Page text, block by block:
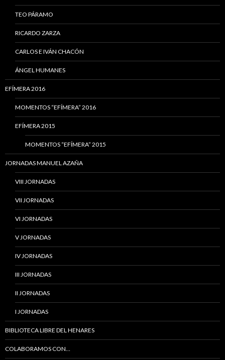
TEO PÁRAMO
RICARDO ZARZA
CARLOS E IVÁN CHACÓN
ÁNGEL HUMANES
EFÍMERA 2016
MOMENTOS “EFÍMERA” 2016
EFÍMERA 2015
MOMENTOS “EFÍMERA” 2015
JORNADAS MANUEL AZAÑA
VIII JORNADAS
VII JORNADAS
VI JORNADAS
V JORNADAS
IV JORNADAS
III JORNADAS
II JORNADAS
I JORNADAS
BIBLIOTECA LIBRE DEL HENARES
COLABORAMOS CON…